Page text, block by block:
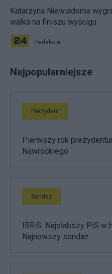
Katarzyna Niewiadoma
walka na finiszu wyścigu
Redakcja
Najpopularniejsze
Prezydent
Pierwszy rok
Nawrockiego
Sondaż
IBRiS: Najsłabszy PiS w
Najnowszy sondaż